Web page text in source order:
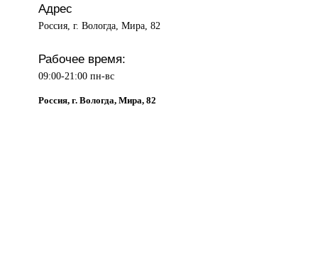
Адрес
Россия, г. Вологда, Мира, 82
Рабочее время:
09:00-21:00 пн-вс
Россия, г. Вологда, Мира, 82